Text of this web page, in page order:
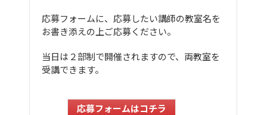
応募フォームに、応募したい講師の教室名を
お書き添えの上ご応募ください。
当日は２部制で開催されますので、両教室を
受講できます。
応募フォームはコチラ